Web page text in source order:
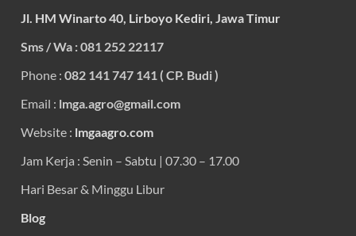
Jl. HM Winarto 40, Lirboyo Kediri, Jawa Timur
Sms / Wa : 081 252 22117
Phone : 082 141 747 141 ( CP. Budi )
Email : lmga.agro@gmail.com
Website : lmgaagro.com
Jam Kerja : Senin – Sabtu | 07.30 – 17.00
Hari Besar & Minggu Libur
Blog